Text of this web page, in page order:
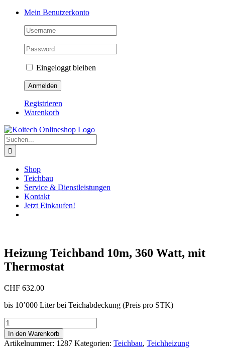
Skip
Mein Benutzerkonto
Eingeloggt bleiben
Registrieren
Warenkorb
Suche
nach:
Shop
Teichbau
Service & Dienstleistungen
Kontakt
Jetzt Einkaufen!
Heizung Teichband 10m, 360 Watt, mit
Thermostat
CHF 632.00
bis 10’000 Liter bei Teichabdeckung (Preis pro STK)
Heizung
Teichband
10m,
In den Warenkorb
Artikelnummer: 1287 Kategorien: Teichbau, Teichheizung